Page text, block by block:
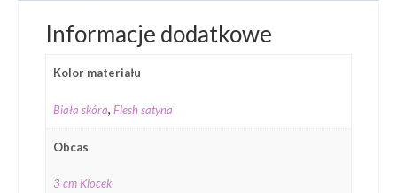
Informacje dodatkowe
Kolor materiału
Biała skóra, Flesh satyna
Obcas
3 cm Klocek